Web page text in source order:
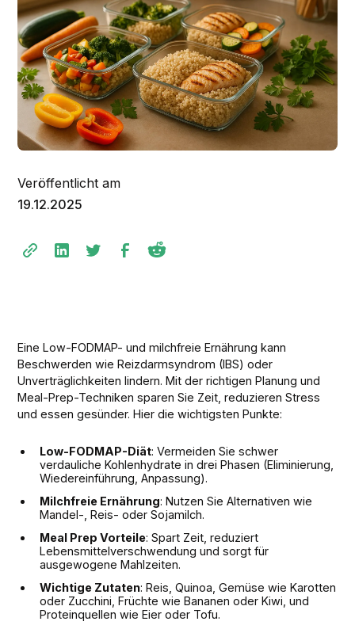
Veröffentlicht am
19.12.2025
Eine Low-FODMAP- und milchfreie Ernährung kann
Beschwerden wie Reizdarmsyndrom (IBS) oder
Unverträglichkeiten lindern. Mit der richtigen Planung und
Meal-Prep-Techniken sparen Sie Zeit, reduzieren Stress
und essen gesünder. Hier die wichtigsten Punkte:
Low-FODMAP-Diät: Vermeiden Sie schwer
verdauliche Kohlenhydrate in drei Phasen (Eliminierung,
Wiedereinführung, Anpassung).
Milchfreie Ernährung: Nutzen Sie Alternativen wie
Mandel-, Reis- oder Sojamilch.
Meal Prep Vorteile: Spart Zeit, reduziert
Lebensmittelverschwendung und sorgt für
ausgewogene Mahlzeiten.
Wichtige Zutaten: Reis, Quinoa, Gemüse wie Karotten
oder Zucchini, Früchte wie Bananen oder Kiwi, und
Proteinquellen wie Eier oder Tofu.